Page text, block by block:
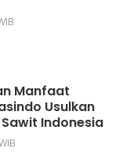
Manfaat
Usulkan
Indonesia